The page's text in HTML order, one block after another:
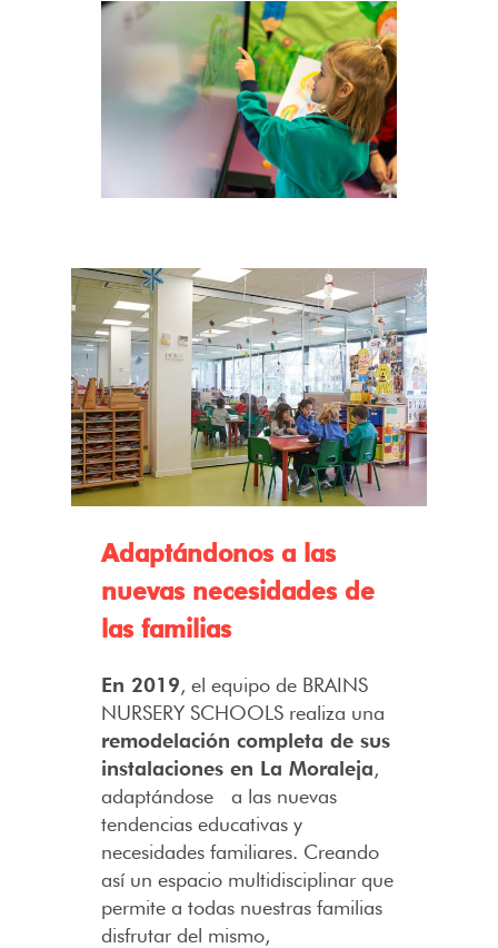
Adaptándonos a las
nuevas necesidades de
las familias
En 2019, el equipo de BRAINS
NURSERY SCHOOLS realiza una
remodelación completa de sus
instalaciones en La Moraleja,
adaptándose a las nuevas
tendencias educativas y
necesidades familiares. Creando
así un espacio multidisciplinar que
permite a todas nuestras familias
disfrutar del mismo,